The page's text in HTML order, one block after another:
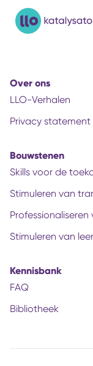
Over ons
LLO-Verhalen
Privacy statement
Bouwstenen
Skills voor de
Stimuleren van
Stimuleren van
Kennisbank
FAQ
Bibliotheek